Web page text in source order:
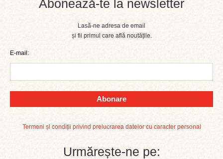
Abonează-te la newsletter
Lasă-ne adresa de email
și fii primul care află noutățile.
E-mail:
Abonare
Termeni și condiții privind prelucrarea datelor cu caracter personal
Urmărește-ne pe: